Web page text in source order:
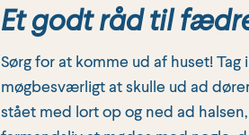
Et godt råd til
Sørg for at komme ud af huset!
møgbesværligt at skulle ud ad
stået med lort op og ned ad